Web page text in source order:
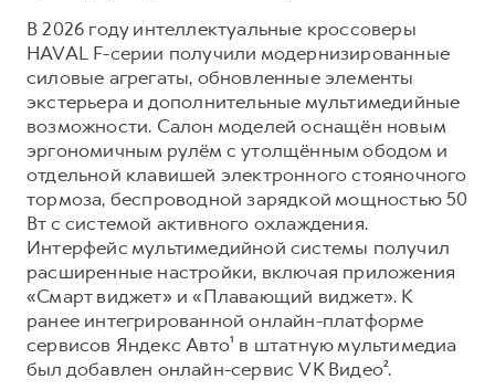
В 2026 году интеллектуальные кроссоверы
HAVAL F-серии получили модернизированные
силовые агрегаты, обновленные элементы
экстерьера и дополнительные мультимедийные
возможности. Салон моделей оснащён новым
эргономичным рулём с утолщённым ободом и
отдельной клавишей электронного стояночного
тормоза, беспроводной зарядкой мощностью 50
Вт с системой активного охлаждения.
Интерфейс мультимедийной системы получил
расширенные настройки, включая приложения
«Смарт виджет» и «Плавающий виджет». К
ранее интегрированной онлайн-платформе
сервисов Яндекс Авто¹ в штатную мультимедиа
был добавлен онлайн-сервис VK Видео².